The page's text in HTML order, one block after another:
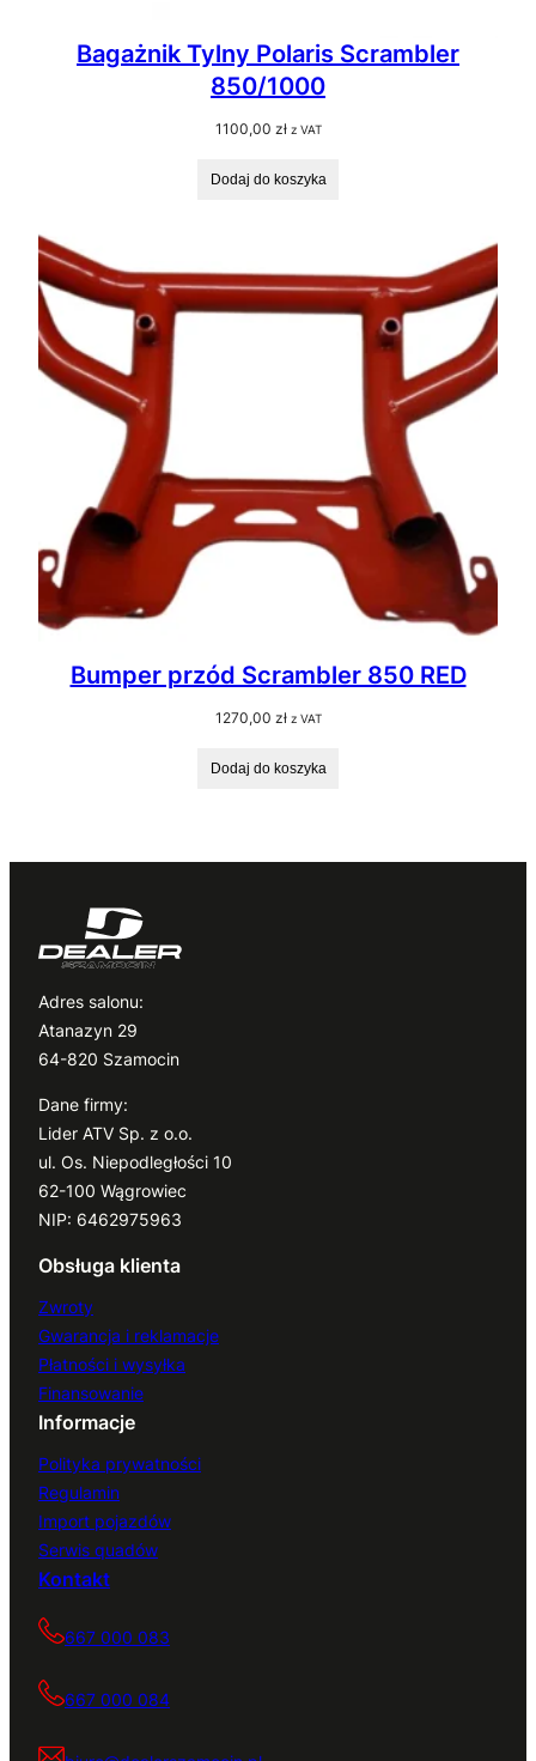
Bagażnik Tylny Polaris Scrambler
850/1000
1100,00 zł z VAT
Dodaj do koszyka
Bumper przód Scrambler 850 RED
1270,00 zł z VAT
Dodaj do koszyka
Adres salonu:
Atanazyn 29
64-820 Szamocin
Dane firmy:
Lider ATV Sp. z o.o.
ul. Os. Niepodległości 10
62-100 Wągrowiec
NIP: 6462975963
Obsługa klienta
Zwroty
Gwarancja i reklamacje
Płatności i wysyłka
Finansowanie
Informacje
Polityka prywatności
Regulamin
Import pojazdów
Serwis quadów
Kontakt
667 000 083
667 000 084